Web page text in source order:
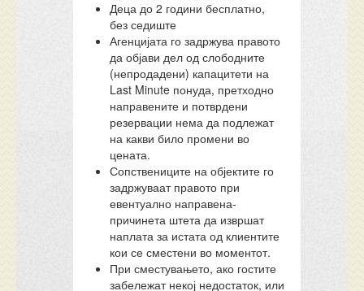
Деца до 2 години бесплатно,
без седиште
Агенцијата го задржува правото
да објави дел од слободните
(непродадени) капацитети на
Last Minute понуда, претходно
направените и потврдени
резервации нема да подлежат
на какви било промени во
цената.
Сопствениците на објектите го
задржуваат правото при
евентуално направена-
причинета штета да извршат
наплата за истата од клиентите
кои се сместени во моментот.
При сместувањето, ако гостите
забележат некој недостаток, или